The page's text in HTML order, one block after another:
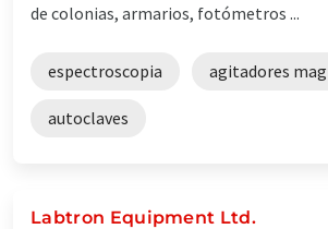
de colonias, armarios, fotómetros ...
espectroscopia agitadores
autoclaves
Labtron Equipment Ltd.